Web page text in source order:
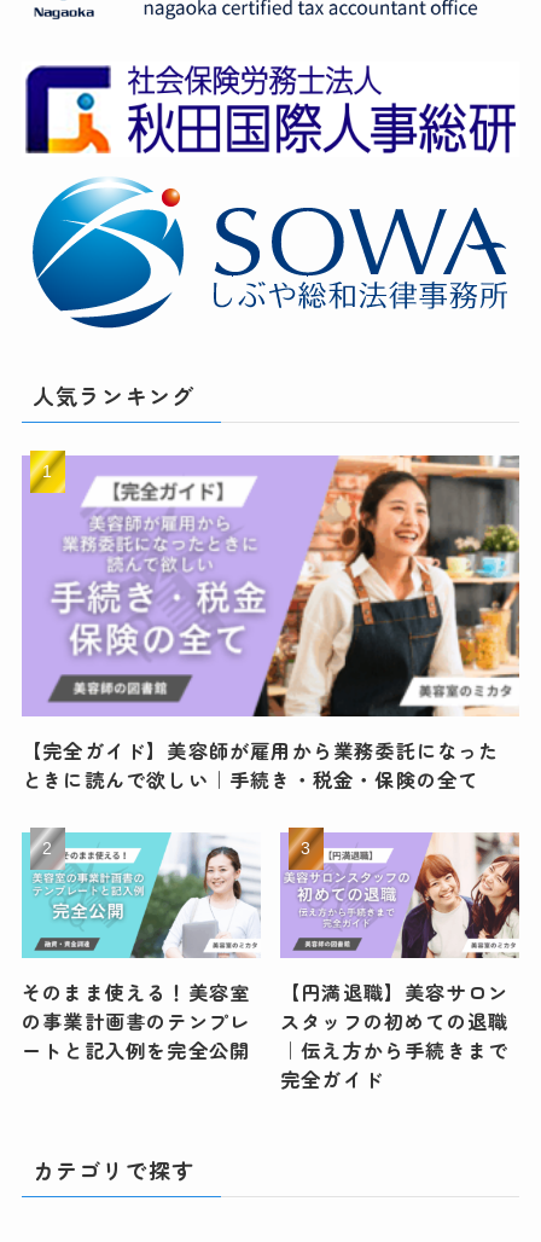
人気ランキング
【完全ガイド】美容師が雇用から業務委託になった
ときに読んで欲しい｜手続き・税金・保険の全て
そのまま使える！美容室
の事業計画書のテンプレ
ートと記入例を完全公開
【円満退職】美容サロン
スタッフの初めての退職
｜伝え方から手続きまで
完全ガイド
カテゴリで探す